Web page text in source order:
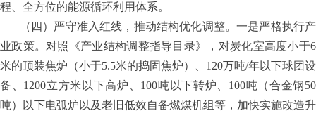
程、全方位的能源循环利用体系。
（四）严守准入红线，推动结构优化调整。一是严格执行产
业政策。对照《产业结构调整指导目录》，对炭化室高度小于6
米的顶装焦炉（小于5.5米的捣固焦炉）、 120万吨/年以下球团设
备、 1200立方米以下高炉、 100吨以下转炉、 100吨（合金钢50
吨）以下电弧炉以及老旧低效自备燃煤机组等，加快实施改造升